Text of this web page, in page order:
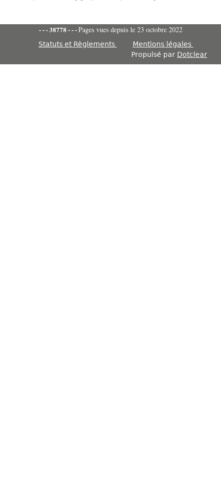
- - -38778 - - -Pages vues depuis le 23 octobre 2022
Statuts et Règlements
Mentions légales
Propulsé par Dotclear